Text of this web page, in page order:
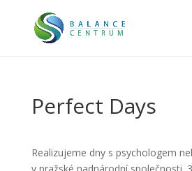
Perfect Days
Realizujeme dny s psychologem